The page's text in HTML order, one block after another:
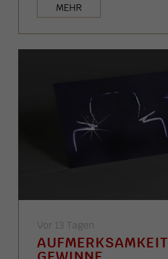
MEHR
Vor 13 Tagen
AUFMERKSAMKEIT